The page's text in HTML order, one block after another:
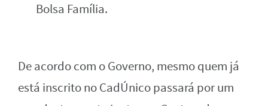
Bolsa Família.
De acordo com o Governo, mesmo quem já
está inscrito no CadÚnico passará por um